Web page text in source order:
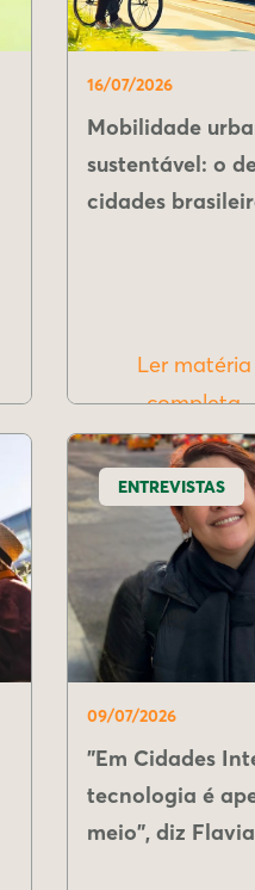
16/07/2026
Mobilidade
sustentável: o
cidades
Ler matéria
completa
ENTREVISTAS
09/07/2026
"Em Cidades
tecnologia é
meio", diz